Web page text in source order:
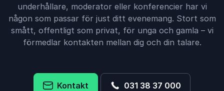
underhållare, moderator eller konferencier har vi
någon som passar för just ditt evenemang. Stort som
smått, offentligt som privat, för unga och gamla – vi
förmedlar kontakten mellan dig och din talare.
Kontakt 031 38 37 000